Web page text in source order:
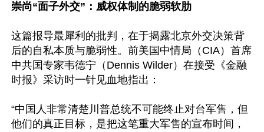
崇尚“面子外交”：威权体制的脆弱软肋
这篇报导最犀利的批判，在于揭露北京外交决策背
后的自私本质与脆弱性。前美国中情局（CIA）首席
中共国专家韦德宁（Dennis Wilder）在接受《金融
时报》采访时一针见血地指出：
“中国人非常清楚川普总统不可能终止对台军售，但
他们的真正目标，是把这笔重大军售的宣布时间，